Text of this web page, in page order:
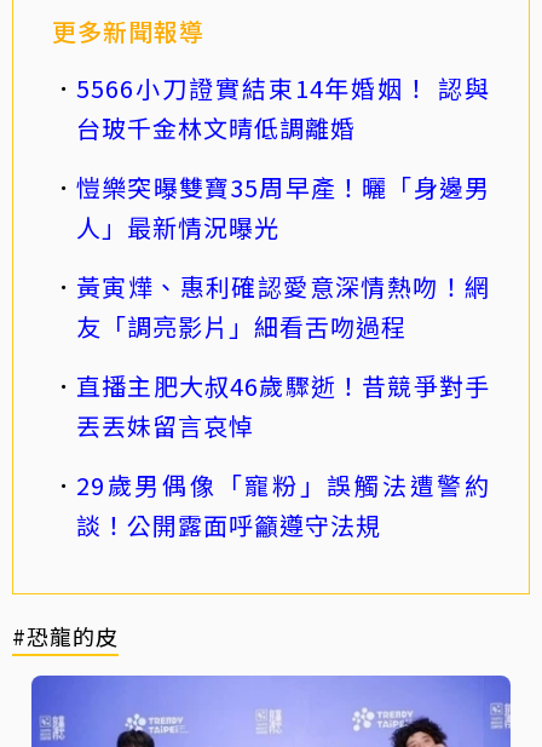
更多新聞報導
5566小刀證實結束14年婚姻！ 認與
台玻千金林文晴低調離婚
愷樂突曝雙寶35周早產！曬「身邊男
人」最新情況曝光
黃寅燁、惠利確認愛意深情熱吻！網
友「調亮影片」細看舌吻過程
直播主肥大叔46歲驟逝！昔競爭對手
丟丟妹留言哀悼
29歲男偶像「寵粉」誤觸法遭警約
談！公開露面呼籲遵守法規
#恐龍的皮